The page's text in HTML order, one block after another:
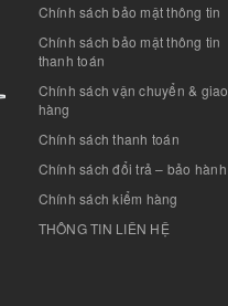
Chính sách bảo mật thông tin
Chính sách bảo mật thông tin
thanh toán
Chính sách vận chuyển & giao
hàng
Chính sách thanh toán
Chính sách đổi trả – bảo hành
Chính sách kiểm hàng
THÔNG TIN LIÊN HỆ